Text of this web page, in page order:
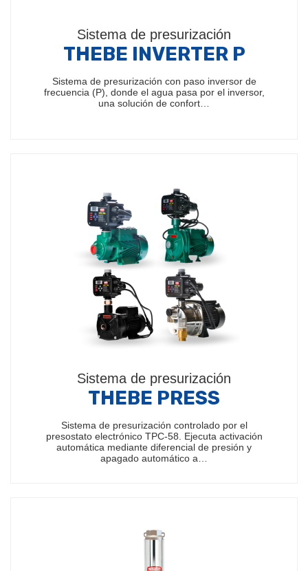
Sistema de presurización
THEBE INVERTER P
Sistema de presurización con paso inversor de
frecuencia (P), donde el agua pasa por el inversor,
una solución de confort…
Sistema de presurización
THEBE PRESS
Sistema de presurización controlado por el
presostato electrónico TPC-58. Ejecuta activación
automática mediante diferencial de presión y
apagado automático a…